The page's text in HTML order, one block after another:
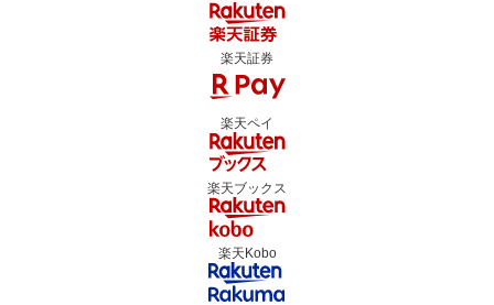
楽天証券
楽天ペイ
楽天ブックス
楽天Kobo